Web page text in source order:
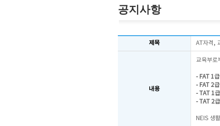
공지사항
제목 AT자격,
내용
교육부로
- FAT 1
- FAT 2
- TAT 1
- TAT 2
NEIS 생